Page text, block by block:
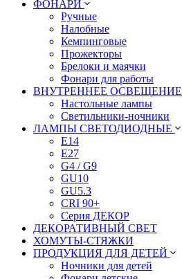
ФОНАРИ
Ручные
Налобные
Кемпинговые
Прожекторы
Брелоки и маячки
Фонари для работы
ВНУТРЕННЕЕ ОСВЕЩЕНИЕ
Настольные лампы
Светильники-ночники
ЛАМПЫ СВЕТОДИОДНЫЕ
E14
E27
G4 / G9
GU10
GU5.3
CRI 90+
Серия ДЕКОР
ДЕКОРАТИВНЫЙ СВЕТ
ХОМУТЫ-СТЯЖКИ
ПРОДУКЦИЯ ДЛЯ ДЕТЕЙ
Ночники для детей